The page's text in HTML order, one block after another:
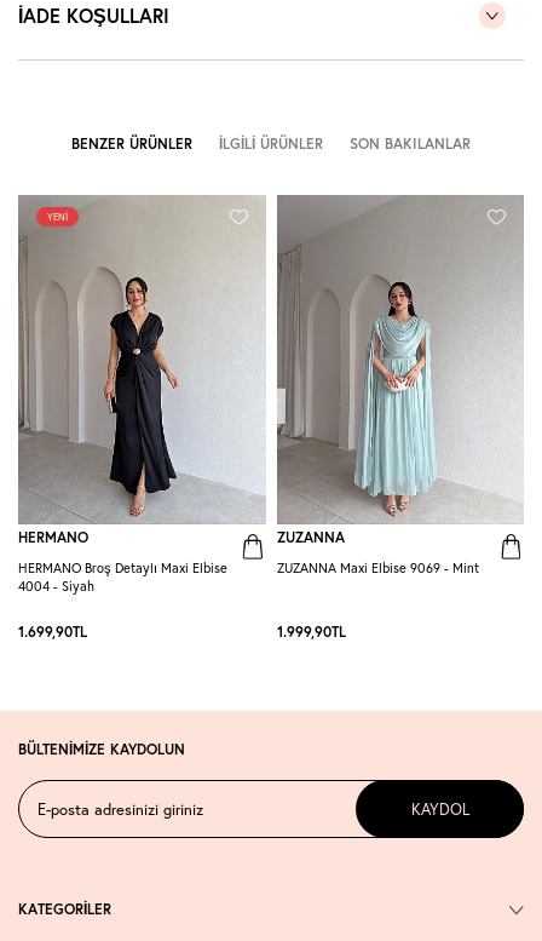
İADE KOŞULLARI
BENZER ÜRÜNLER İLGILI ÜRÜNLER SON BAKILANLAR
YENI
HERMANO
HERMANO Broş Detaylı Maxi Elbise
4004 - Siyah
1.699,90TL
ZUZANNA
ZUZANNA Maxi Elbise 9069 - Mint
1.999,90TL
BÜLTENİMİZE KAYDOLUN
KAYDOL
KATEGORİLER